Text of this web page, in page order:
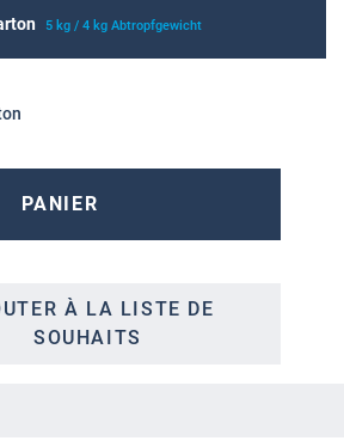
5 kg / 4 kg Abtropfgewicht
PANIER
À LA LISTE DE
SOUHAITS